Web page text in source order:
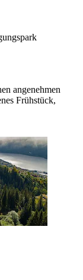
angenehmen
Frühstück,